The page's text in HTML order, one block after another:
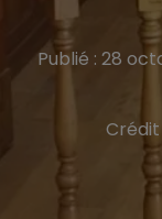
Publié : 28